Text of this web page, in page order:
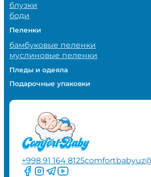
блузки
боди
Пеленки
бамбуковые пеленки
муслиновые пеленки
Пледы и одеяла
Подарочные упаковки
+998 91 164 8125
Следите за нами на Facebook
Следите за нами в Instagram
Следите за нами в
Следите за нами в